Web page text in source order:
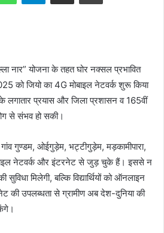
नार” योजना के तहत घोर नक्सल प्रभावित
को जियो का 4G मोबाइल नेटवर्क शुरू किया
लगातार प्रयास और जिला प्रशासन व 165वीं
से संभव हो सकी।
गुण्डम, ओईगुड़ेम, भट्टीगुड़ेम, मड़कामीपारा,
नेटवर्क और इंटरनेट से जुड़ चुके हैं। इससे न
मिलेगी, बल्कि विद्यार्थियों को ऑनलाइन
की उपलब्धता से ग्रामीण अब देश-दुनिया की